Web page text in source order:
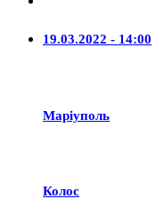
19.03.2022 - 14:00
Маріуполь
Колос